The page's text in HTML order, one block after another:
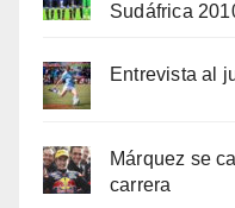
Sudáfrica
Entrevista al
Márquez se
carrera